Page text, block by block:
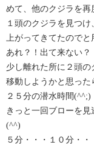
めて、他のクジラを再
１頭のクジラを見つ
上がってきてたので
あれ？！出て来ない？
少し離れた所に２頭
移動しようかと思った
２５分の潜水時間(^^;)
きっと一回ブローを
(^^)
５分・・・１０分・